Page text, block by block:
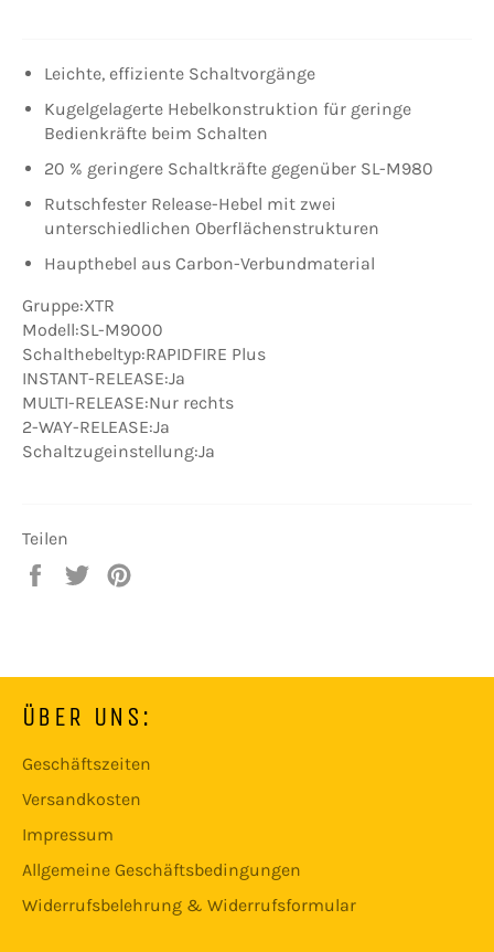
Leichte, effiziente Schaltvorgänge
Kugelgelagerte Hebelkonstruktion für geringe
Bedienkräfte beim Schalten
20 % geringere Schaltkräfte gegenüber SL-M980
Rutschfester Release-Hebel mit zwei
unterschiedlichen Oberflächenstrukturen
Haupthebel aus Carbon-Verbundmaterial
Gruppe:XTR
Modell:SL-M9000
Schalthebeltyp:RAPIDFIRE Plus
INSTANT-RELEASE:Ja
MULTI-RELEASE:Nur rechts
2-WAY-RELEASE:Ja
Schaltzugeinstellung:Ja
Teilen
Auf
Auf
ÜBER UNS:
Geschäftszeiten
Versandkosten
Impressum
Allgemeine Geschäftsbedingungen
Widerrufsbelehrung & Widerrufsformular